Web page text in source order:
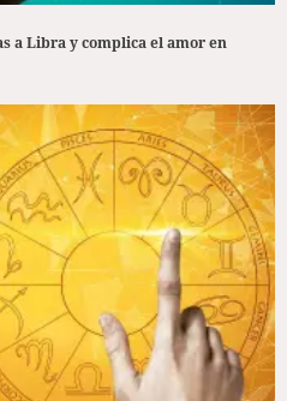
a Libra y complica el amor en